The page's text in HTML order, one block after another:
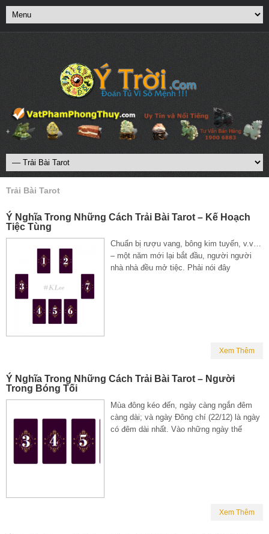
Trải Bài Tarot
Ý Nghĩa Trong Những Cách Trải Bài Tarot – Kế Hoạch
Tiệc Tùng
Chuẩn bị rượu vang, bông kim tuyến, v.v…
– một năm mới lại bắt đầu, người người
nhà nhà đều mở tiệc. Phải nói đây
Xem Thêm
Ý Nghĩa Trong Những Cách Trải Bài Tarot – Người
Trong Bóng Tối
Mùa đông kéo đến, ngày càng ngắn đêm
càng dài; và ngày Đông chí (22/12) là ngày
có đêm dài nhất. Vào những ngày thế
Xem Thêm